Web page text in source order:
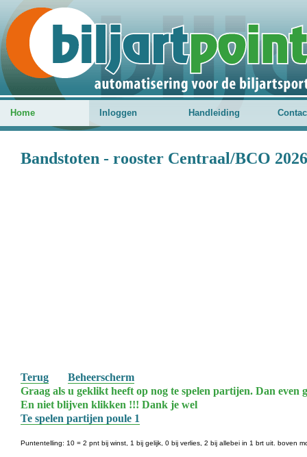
Home Inloggen Handleiding
Bandstoten - rooster Centraal/BCO
Terug
Beheerscherm
Graag als u geklikt heeft op nog te spelen partijen. Dan even
En niet blijven klikken !!! Dank je wel
Te spelen partijen poule 1
Puntentelling: 10 = 2 pnt bij winst, 1 bij gelijk, 0 bij verlies, 2 bij allebei in 1 brt uit. boven